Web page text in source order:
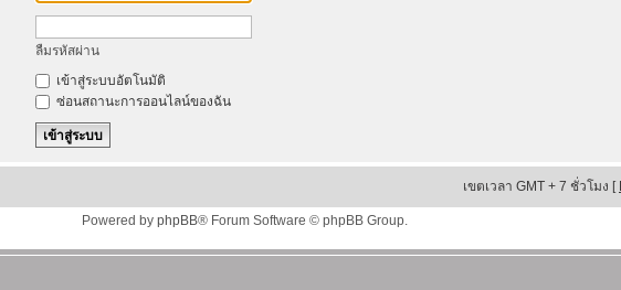
ลืมรหัสผ่าน
เข้าสู่ระบบอัตโนมัติ
ซ่อนสถานะการออนไลน์ของฉัน
เขตเวลา GMT + 7 ชั่วโมง [
Powered by phpBB® Forum Software © phpBB Group.